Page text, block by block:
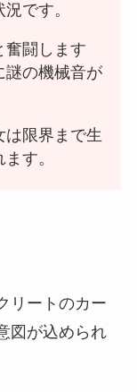
です。
奮闘します
謎の機械音が
限界まで生
す。
リートのカー
図が込められ